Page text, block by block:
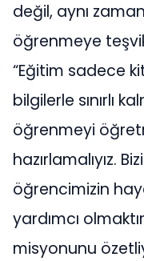
değil, aynı
öğrenmeye
“Eğitim sadece
bilgilerle sınırlı
öğrenmeyi
hazırlamalıyız.
öğrencimizin
yardımcı
misyonunu